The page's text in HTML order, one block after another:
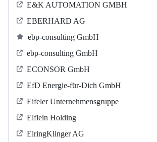
E&K AUTOMATION GMBH
EBERHARD AG
ebp-consulting GmbH
ebp-consulting GmbH
ECONSOR GmbH
EfD Energie-für-Dich GmbH
Eifeler Unternehmensgruppe
Elflein Holding
ElringKlinger AG